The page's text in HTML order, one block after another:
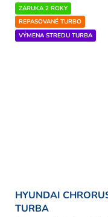
ZÁRUKA 2 ROKY
REPASOVANÉ TURBO
VÝMENA STREDU TURBA
HYUNDAI
TURBA